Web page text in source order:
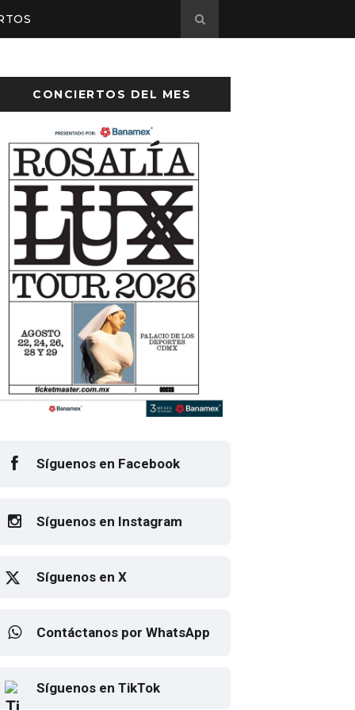
CONCIERTOS DEL MES
Síguenos en Facebook
Síguenos en Instagram
Síguenos en X
Contáctanos por WhatsApp
Síguenos en TikTok
Elton John regresa a CDMX
para despedirse en el Estadio